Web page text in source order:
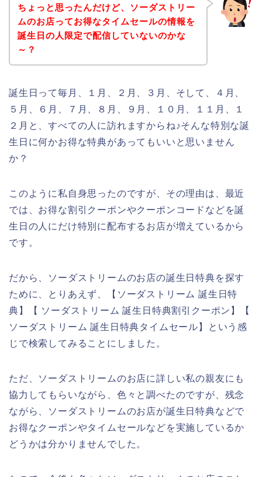
ちょっと思ったんだけど、ソーダストリー
ムのお店ってお得なタイムセールの情報を
誕生日の人限定で配信していないのかな
～？
誕生日って毎月、１月、２月、３月、そして、４月、
５月、６月、７月、８月、９月、１０月、１１月、１
２月と、すべての人に訪れますからね♪そんな特別な誕
生日に何かお得な特典があってもいいと思いません
か？
このように私自身思ったのですが、その理由は、最近
では、お得な割引クーポンやクーポンコードなどを誕
生日の人にだけ特別に配布するお店が増えているから
です。
だから、ソーダストリームのお店の誕生日特典を探す
ために、とりあえず、【ソーダストリーム 誕生日特
典】【 ソーダストリーム 誕生日特典割引クーポン】【
ソーダストリーム 誕生日特典タイムセール】という感
じで検索してみることにしました。
ただ、ソーダストリームのお店に詳しい私の親友にも
協力してもらいながら、色々と調べたのですが、残念
ながら、ソーダストリームのお店が誕生日特典などで
お得なクーポンやタイムセールなどを実施しているか
どうかは分かりませんでした。